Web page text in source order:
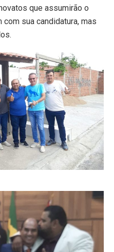
que assumirão o
sua candidatura, mas